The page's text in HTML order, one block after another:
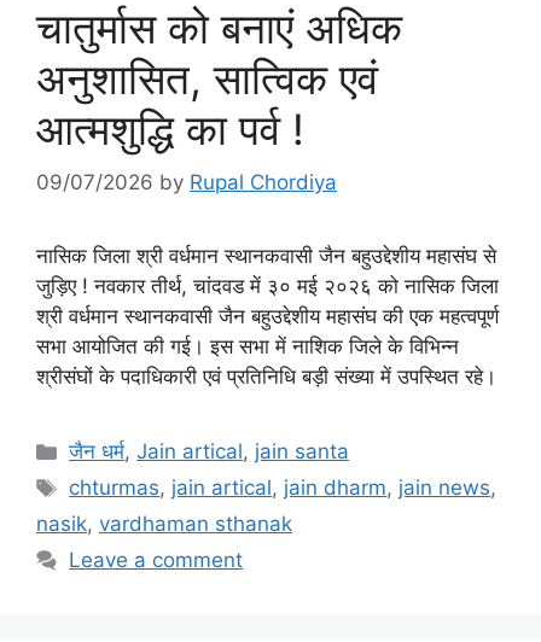
चातुर्मास को बनाएं अधिक
अनुशासित, सात्विक एवं
आत्मशुद्धि का पर्व !
09/07/2026 by Rupal Chordiya
नासिक जिला श्री वर्धमान स्थानकवासी जैन बहुउद्देशीय महासंघ से
जुड़िए ! नवकार तीर्थ, चांदवड में ३० मई २०२६ को नासिक जिला
श्री वर्धमान स्थानकवासी जैन बहुउद्देशीय महासंघ की एक महत्वपूर्ण
सभा आयोजित की गई। इस सभा में नाशिक जिले के विभिन्न
श्रीसंघों के पदाधिकारी एवं प्रतिनिधि बड़ी संख्या में उपस्थित रहे।
Categories
जैन धर्म,Jain artical, jain santa
Tags
chturmas, jain artical, jain dharm, jain news,
nasik, vardhaman sthanak
Leave a comment